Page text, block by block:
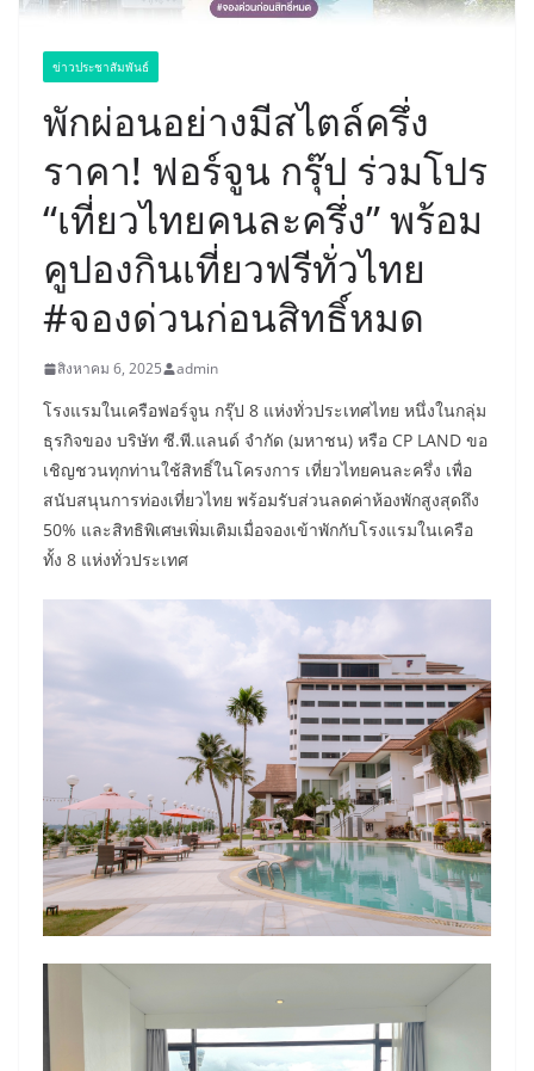
ข่าวประชาสัมพันธ์
พักผ่อนอย่างมีสไตล์ครึ่ง
ราคา! ฟอร์จูน กรุ๊ป ร่วมโปร
“เที่ยวไทยคนละครึ่ง” พร้อม
คูปองกินเที่ยวฟรีทั่วไทย
#จองด่วนก่อนสิทธิ์หมด
สิงหาคม 6, 2025 admin
โรงแรมในเครือฟอร์จูน กรุ๊ป 8 แห่งทั่วประเทศไทย หนึ่งในกลุ่ม
ธุรกิจของ บริษัท ซี.พี.แลนด์ จำกัด (มหาชน) หรือ CP LAND ขอ
เชิญชวนทุกท่านใช้สิทธิ์ในโครงการ เที่ยวไทยคนละครึ่ง เพื่อ
สนับสนุนการท่องเที่ยวไทย พร้อมรับส่วนลดค่าห้องพักสูงสุดถึง
50% และสิทธิพิเศษเพิ่มเติมเมื่อจองเข้าพักกับโรงแรมในเครือ
ทั้ง 8 แห่งทั่วประเทศ